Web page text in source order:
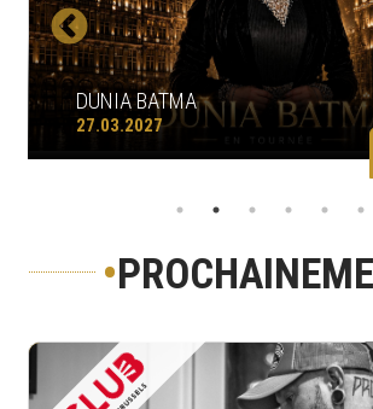
DUNIA BATMA
27.03.2027
•